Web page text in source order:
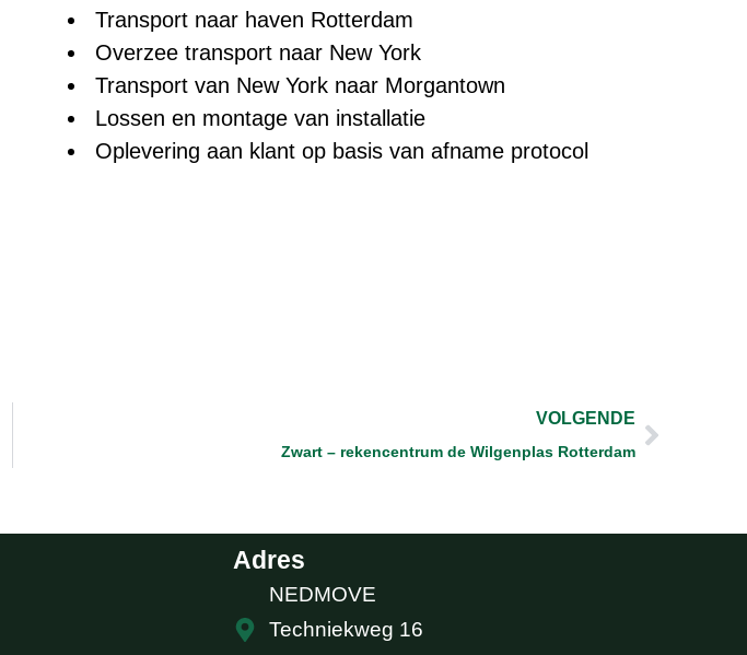
Transport naar haven Rotterdam
Overzee transport naar New York
Transport van New York naar Morgantown
Lossen en montage van installatie
Oplevering aan klant op basis van afname protocol
VOLGENDE
Zwart – rekencentrum de Wilgenplas Rotterdam
Adres
NEDMOVE
Techniekweg 16